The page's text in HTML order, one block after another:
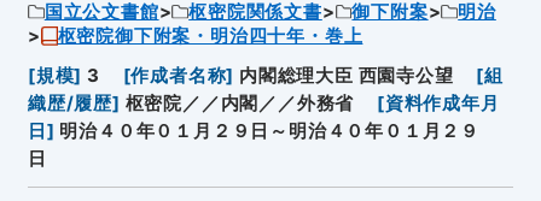
国立公文書館 枢密院関係文書 御下附案
明治
枢密院御下附案・明治四十年・巻上
[規模] 3 [作成者名称] 内閣総理大臣 西園寺公望 [組
織歴/履歴] 枢密院／／内閣／／外務省 [資料作成年月
日 ] 明治４０年０１月２９日～明治４０年０１月２９
日